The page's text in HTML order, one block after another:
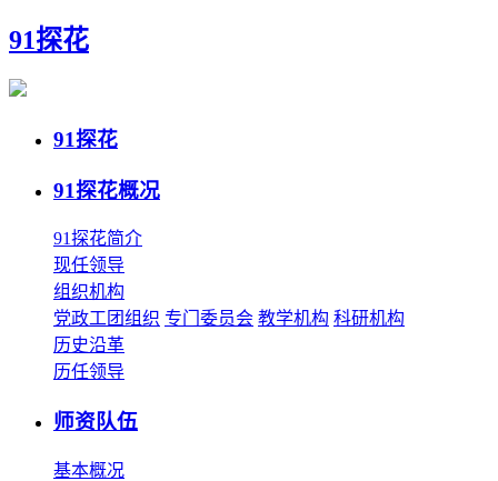
91探花
91探花
91探花概况
91探花简介
现任领导
组织机构
党政工团组织 专门委员会 教学机构 科研机构
历史沿革
历任领导
师资队伍
基本概况